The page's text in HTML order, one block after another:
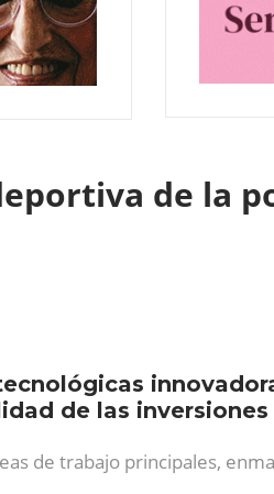
de la
de las
de trabajo principales,